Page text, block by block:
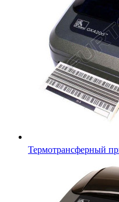
Термотрансферный
текстильных лентах и